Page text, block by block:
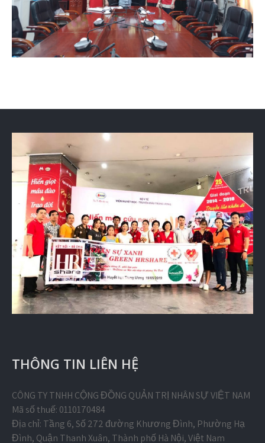
THÔNG TIN LIÊN HỆ
CÔNG TY TNHH CỘNG ĐỒNG QUẢN TRỊ NHÂN SỰ VIỆT NAM
Mã số thuế: 0110170484
Địa chỉ: Tầng 6, Số 272 đường Khương Đình, Phường Hạ
Đình, Quận Thanh Xuân, Thành phố Hà Nội, Việt Nam